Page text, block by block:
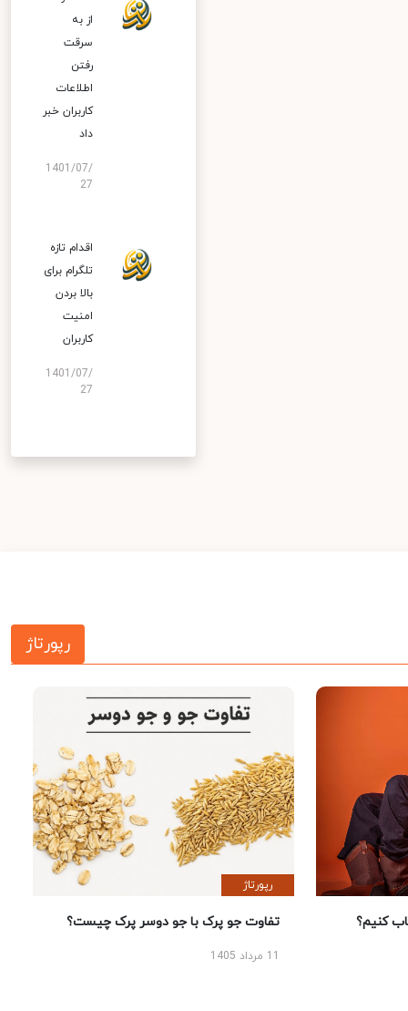
از به
سرقت
رفتن
اطلاعات
کاربران خبر
داد
1401/07/
27
اقدام تازه
تلگرام برای
بالا بردن
امنیت
کاربران
1401/07/
27
رپورتاژ
کنیم؟
رپورتاژ
تفاوت جو پرک با جو دوسر پرک چیست؟